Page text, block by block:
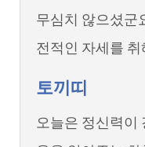
무심치 않으셨군
전적인 자세를
토끼띠
오늘은 정신력이